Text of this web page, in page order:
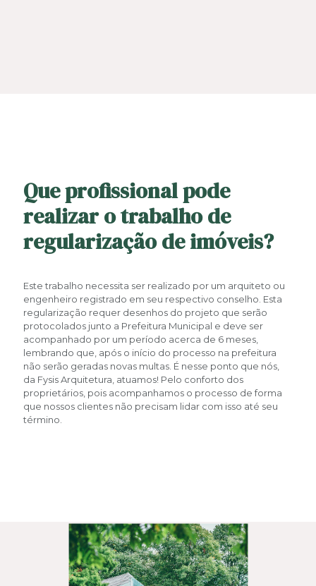
Que profissional pode
realizar o trabalho de
regularização de imóveis?
Este trabalho necessita ser realizado por um arquiteto ou
engenheiro registrado em seu respectivo conselho. Esta
regularização requer desenhos do projeto que serão
protocolados junto a Prefeitura Municipal e deve ser
acompanhado por um período acerca de 6 meses,
lembrando que, após o início do processo na prefeitura
não serão geradas novas multas. É nesse ponto que nós,
da Fysis Arquitetura, atuamos! Pelo conforto dos
proprietários, pois acompanhamos o processo de forma
que nossos clientes não precisam lidar com isso até seu
término.